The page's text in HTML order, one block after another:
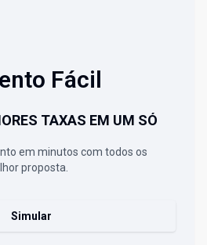
Fácil
TAXAS EM UM SÓ
em minutos com todos os
proposta.
Simular